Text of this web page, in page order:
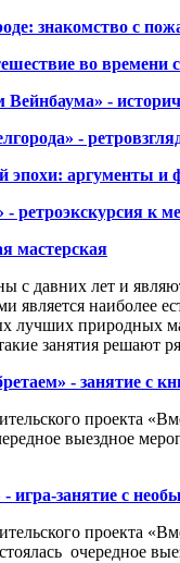
знакомство с
во времени
-
-
эпохи: аргументы
- ретроэкскурсия
мастерская
с давних лет и
наиболее
лучших природных
занятия решают
- занятие с
проекта
выездное
- игра-занятие с
проекта
очередное